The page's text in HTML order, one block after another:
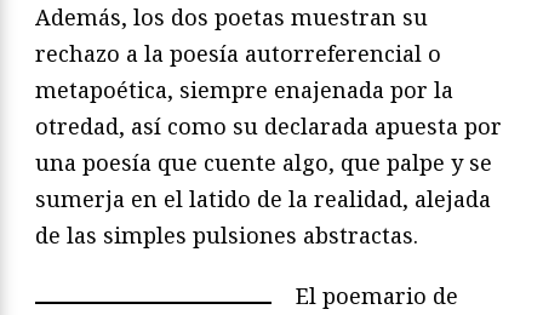
Además, los dos poetas muestran su
rechazo a la poesía autorreferencial o
metapoética, siempre enajenada por la
otredad, así como su declarada apuesta por
una poesía que cuente algo, que palpe y se
sumerja en el latido de la realidad, alejada
de las simples pulsiones abstractas.
El poemario de